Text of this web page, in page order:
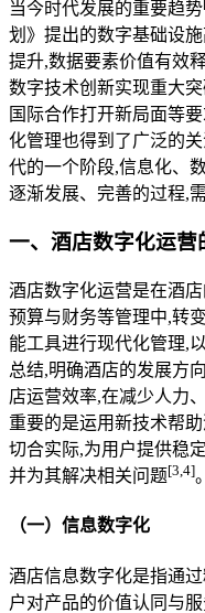
当今时代发展的重要趋势
划》提出的数字基础设
提升,数据要素价值有效
数字技术创新实现重大
国际合作打开新局面等
化管理也得到了广泛的
代的一个阶段,信息化、
逐渐发展、完善的过程,
一、酒店数字化运营
酒店数字化运营是在酒
预算与财务等管理中,转
能工具进行现代化管理,
总结,明确酒店的发展方
店运营效率,在减少人力
重要的是运用新技术帮
切合实际,为用户提供稳
并为其解决相关问题[3 4]。
（一）信息数字化
酒店信息数字化是指通
户对产品的价值认同与